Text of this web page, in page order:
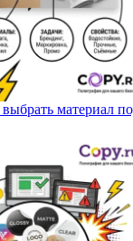
материал